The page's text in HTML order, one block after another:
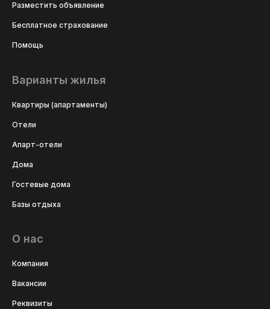
Разместить объявление
Бесплатное страхование
Помощь
Варианты жилья
Квартиры (апартаменты)
Отели
Апарт-отели
Дома
Гостевые дома
Базы отдыха
О нас
Компания
Вакансии
Реквизиты